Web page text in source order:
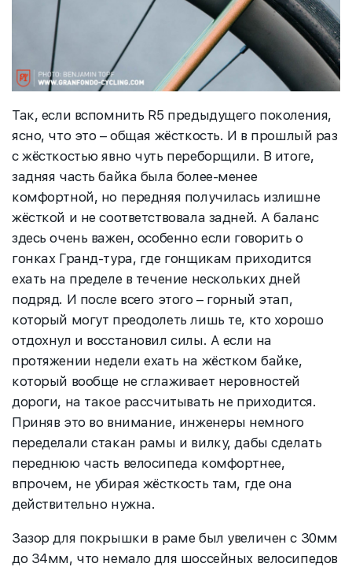
Так, если вспомнить R5 предыдущего поколения,
ясно, что это – общая жёсткость. И в прошлый раз
с жёсткостью явно чуть переборщили. В итоге,
задняя часть байка была более-менее
комфортной, но передняя получилась излишне
жёсткой и не соответствовала задней. А баланс
здесь очень важен, особенно если говорить о
гонках Гранд-тура, где гонщикам приходится
ехать на пределе в течение нескольких дней
подряд. И после всего этого – горный этап,
который могут преодолеть лишь те, кто хорошо
отдохнул и восстановил силы. А если на
протяжении недели ехать на жёстком байке,
который вообще не сглаживает неровностей
дороги, на такое рассчитывать не приходится.
Приняв это во внимание, инженеры немного
переделали стакан рамы и вилку, дабы сделать
переднюю часть велосипеда комфортнее,
впрочем, не убирая жёсткость там, где она
действительно нужна.
Зазор для покрышки в раме был увеличен с 30мм
до 34мм, что немало для шоссейных велосипедов